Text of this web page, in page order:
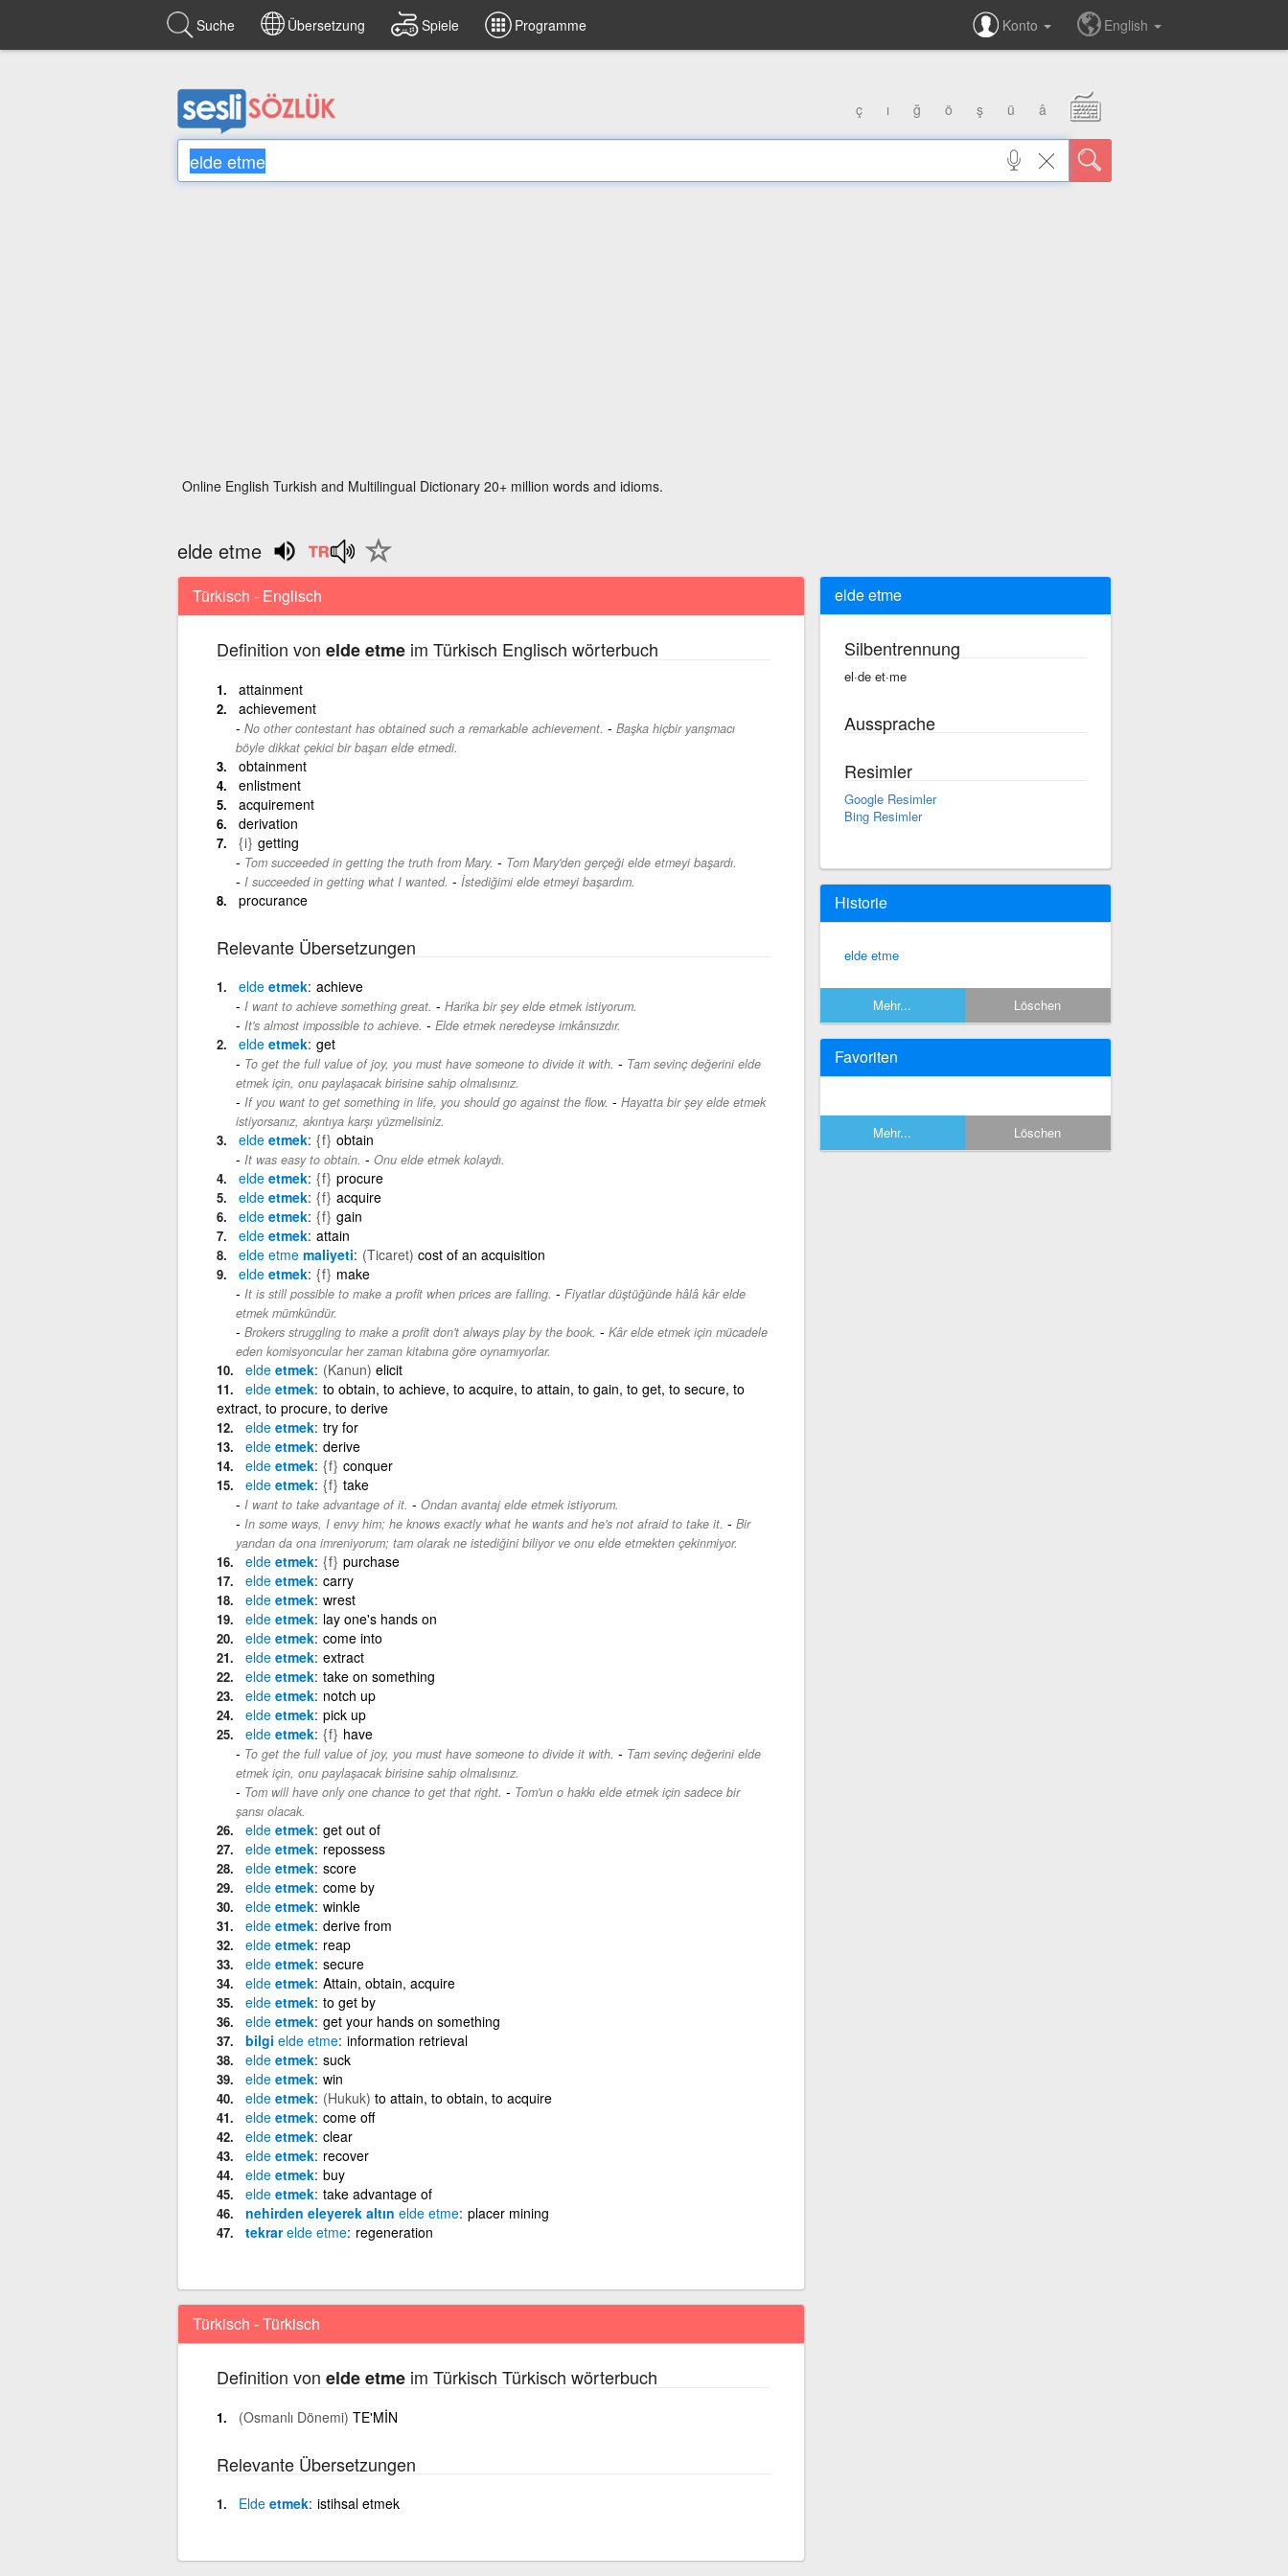
Suche Übersetzung Spiele Programme Konto English
ç ı ğ ö ş ü â
Online English Turkish and Multilingual Dictionary 20+ million words and idioms.
elde etme
Türkisch - Englisch
Definition von elde etmeim Türkisch Englisch wörterbuch
attainment
achievement
No other contestant has obtained such a remarkable achievement. - Başka hiçbir yarışmacı
böyle dikkat çekici bir başarı elde etmedi.
obtainment
enlistment
acquirement
derivation
{i} getting
Tom succeeded in getting the truth from Mary. - Tom Mary'den gerçeği elde etmeyi başardı.
I succeeded in getting what I wanted. - İstediğimi elde etmeyi başardım.
procurance
Relevante Übersetzungen
eldeetmek achieve
I want to achieve something great. - Harika bir şey elde etmek istiyorum.
It's almost impossible to achieve. - Elde etmek neredeyse imkânsızdır.
eldeetmek get
To get the full value of joy, you must have someone to divide it with. - Tam sevinç değerini elde
etmek için, onu paylaşacak birisine sahip olmalısınız.
If you want to get something in life, you should go against the flow. - Hayatta bir şey elde etmek
istiyorsanız, akıntıya karşı yüzmelisiniz.
eldeetmek {f} obtain
It was easy to obtain. - Onu elde etmek kolaydı.
eldeetmek {f} procure
eldeetmek {f} acquire
eldeetmek {f} gain
eldeetmek attain
elde etmemaliyeti (Ticaret) cost of an acquisition
eldeetmek {f} make
It is still possible to make a profit when prices are falling. - Fiyatlar düştüğünde hâlâ kâr elde
etmek mümkündür.
Brokers struggling to make a profit don't always play by the book. - Kâr elde etmek için mücadele
eden komisyoncular her zaman kitabına göre oynamıyorlar.
eldeetmek (Kanun) elicit
eldeetmek to obtain, to achieve, to acquire, to attain, to gain, to get, to secure, to
extract, to procure, to derive
eldeetmek try for
eldeetmek derive
eldeetmek {f} conquer
eldeetmek {f} take
I want to take advantage of it. - Ondan avantaj elde etmek istiyorum.
In some ways, I envy him; he knows exactly what he wants and he's not afraid to take it. - Bir
yandan da ona imreniyorum; tam olarak ne istediğini biliyor ve onu elde etmekten çekinmiyor.
eldeetmek {f} purchase
eldeetmek carry
eldeetmek wrest
eldeetmek lay one's hands on
eldeetmek come into
eldeetmek extract
eldeetmek take on something
eldeetmek notch up
eldeetmek pick up
eldeetmek {f} have
To get the full value of joy, you must have someone to divide it with. - Tam sevinç değerini elde
etmek için, onu paylaşacak birisine sahip olmalısınız.
Tom will have only one chance to get that right. - Tom'un o hakkı elde etmek için sadece bir
şansı olacak.
eldeetmek get out of
eldeetmek repossess
eldeetmek score
eldeetmek come by
eldeetmek winkle
eldeetmek derive from
eldeetmek reap
eldeetmek secure
eldeetmek Attain, obtain, acquire
eldeetmek to get by
eldeetmek get your hands on something
bilgi elde etme information retrieval
eldeetmek suck
eldeetmek win
eldeetmek (Hukuk) to attain, to obtain, to acquire
eldeetmek come off
eldeetmek clear
eldeetmek recover
eldeetmek buy
eldeetmek take advantage of
nehirden eleyerek altın elde etme placer mining
tekrarelde etme regeneration
Türkisch - Türkisch
Definition von elde etmeim Türkisch Türkisch wörterbuch
(Osmanlı Dönemi) TE'MİN
Relevante Übersetzungen
Eldeetmek istihsal etmek
elde etme
Silbentrennung
el·de et·me
Aussprache
Resimler
Google Resimler
Bing Resimler
Historie
elde etme
Mehr... Löschen
Favoriten
Mehr... Löschen